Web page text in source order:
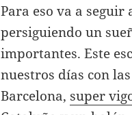
Para eso va a
persiguiendo un
importantes. Este
nuestros días con
Barcelona, super